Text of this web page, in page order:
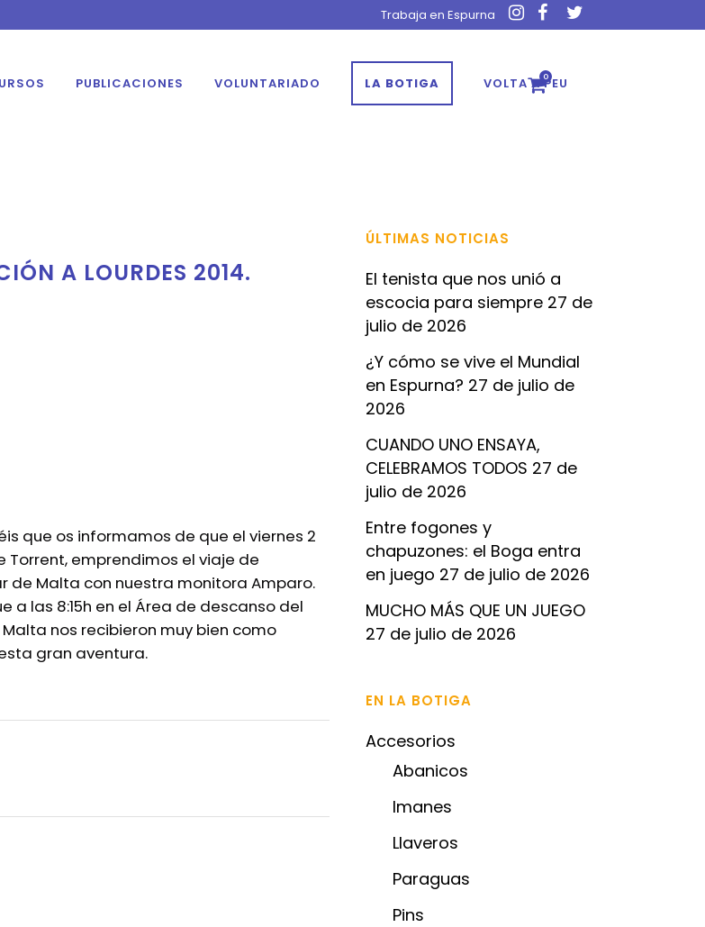
Trabaja en Espurna
0
PUBLICACIONES VOLUNTARIADO LA BOTIGA VOLTA A PEU
A LOURDES 2014.
que os informamos de que el viernes 2
Torrent, emprendimos el viaje de
de Malta con nuestra monitora Amparo.
las 8:15h en el Área de descanso del
nos recibieron muy bien como
gran aventura.
ÚLTIMAS NOTICIAS
El tenista que nos unió a
escocia para siempre 27 de
julio de 2026
¿Y cómo se vive el Mundial
en Espurna? 27 de julio de
2026
CUANDO UNO ENSAYA,
CELEBRAMOS TODOS 27 de
julio de 2026
Entre fogones y
chapuzones: el Boga entra
en juego 27 de julio de 2026
MUCHO MÁS QUE UN JUEGO
27 de julio de 2026
EN LA BOTIGA
Accesorios
Abanicos
Imanes
Llaveros
Paraguas
Pins